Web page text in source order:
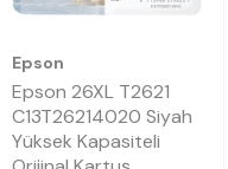
Epson
Epson 26XL T2621
C13T26214020 Siyah
Yüksek Kapasiteli